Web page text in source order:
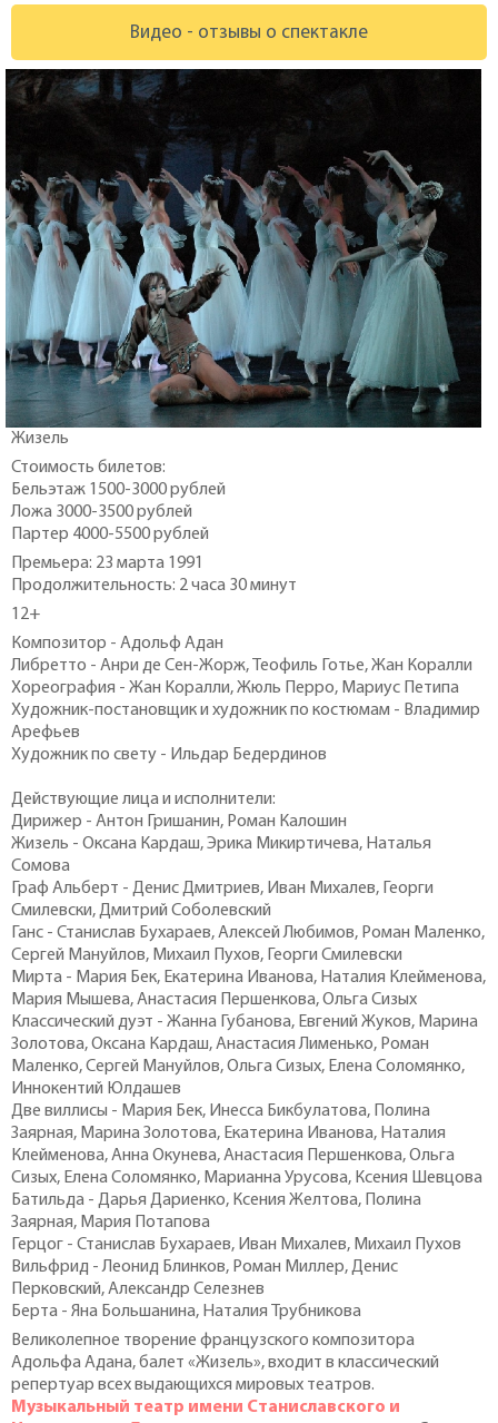
Видео - отзывы о спектакле
Жизель
Стоимость билетов:
Бельэтаж 1500-3000 рублей
Ложа 3000-3500 рублей
Партер 4000-5500 рублей
Премьера: 23 марта 1991
Продолжительность: 2 часа 30 минут
12+
Композитор - Адольф Адан
Либретто - Анри де Сен-Жорж, Теофиль Готье, Жан Коралли
Хореография - Жан Коралли, Жюль Перро, Мариус Петипа
Художник-постановщик и художник по костюмам - Владимир
Арефьев
Художник по свету - Ильдар Бедердинов
Действующие лица и исполнители:
Дирижер - Антон Гришанин, Роман Калошин
Жизель - Оксана Кардаш, Эрика Микиртичева, Наталья
Сомова
Граф Альберт - Денис Дмитриев, Иван Михалев, Георги
Смилевски, Дмитрий Соболевский
Ганс - Станислав Бухараев, Алексей Любимов, Роман Маленко,
Сергей Мануйлов, Михаил Пухов, Георги Смилевски
Мирта - Мария Бек, Екатерина Иванова, Наталия Клейменова,
Мария Мышева, Анастасия Першенкова, Ольга Сизых
Классический дуэт - Жанна Губанова, Евгений Жуков, Марина
Золотова, Оксана Кардаш, Анастасия Лименько, Роман
Маленко, Сергей Мануйлов, Ольга Сизых, Елена Соломянко,
Иннокентий Юлдашев
Две виллисы - Мария Бек, Инесса Бикбулатова, Полина
Заярная, Марина Золотова, Екатерина Иванова, Наталия
Клейменова, Анна Окунева, Анастасия Першенкова, Ольга
Сизых, Елена Соломянко, Марианна Урусова, Ксения Шевцова
Батильда - Дарья Дариенко, Ксения Желтова, Полина
Заярная, Мария Потапова
Герцог - Станислав Бухараев, Иван Михалев, Михаил Пухов
Вильфрид - Леонид Блинков, Роман Миллер, Денис
Перковский, Александр Селезнев
Берта - Яна Большанина, Наталия Трубникова
Великолепное творение французского композитора
Адольфа Адана, балет «Жизель», входит в классический
репертуар всех выдающихся мировых театров.
Музыкальный театр имени Станиславского и